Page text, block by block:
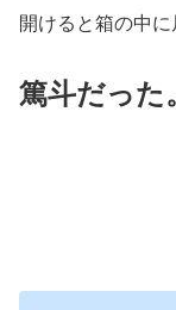
開けると箱の中に
篤斗だった